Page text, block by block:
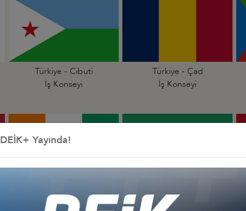
Türkiye - Cibuti
İş Konseyi
Türkiye - Çad
İş Konseyi
İş Konseyi
İş Konseyi
DEİK+ Yayında!